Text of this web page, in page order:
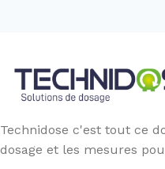
Technidose c'est tout ce
dosage et les mesures